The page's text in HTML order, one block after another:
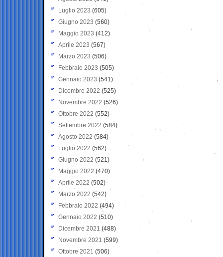
Luglio 2023 (605)
Giugno 2023 (560)
Maggio 2023 (412)
Aprile 2023 (567)
Marzo 2023 (506)
Febbraio 2023 (505)
Gennaio 2023 (541)
Dicembre 2022 (525)
Novembre 2022 (526)
Ottobre 2022 (552)
Settembre 2022 (584)
Agosto 2022 (584)
Luglio 2022 (562)
Giugno 2022 (521)
Maggio 2022 (470)
Aprile 2022 (502)
Marzo 2022 (542)
Febbraio 2022 (494)
Gennaio 2022 (510)
Dicembre 2021 (488)
Novembre 2021 (599)
Ottobre 2021 (506)